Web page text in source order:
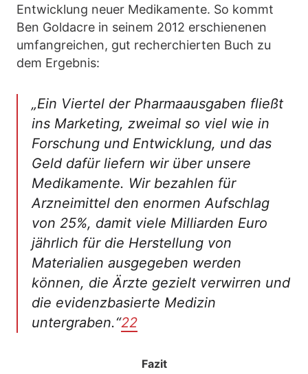
Entwicklung neuer Medikamente. So kommt
Ben Goldacre in seinem 2012 erschienenen
umfangreichen, gut recherchierten Buch zu
dem Ergebnis:
„Ein Viertel der Pharmaausgaben fließt
ins Marketing, zweimal so viel wie in
Forschung und Entwicklung, und das
Geld dafür liefern wir über unsere
Medikamente. Wir bezahlen für
Arzneimittel den enormen Aufschlag
von 25%, damit viele Milliarden Euro
jährlich für die Herstellung von
Materialien ausgegeben werden
können, die Ärzte gezielt verwirren und
die evidenzbasierte Medizin
untergraben.“22
Fazit